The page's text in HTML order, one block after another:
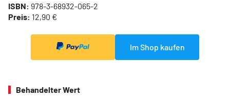
ISBN: 978-3-68932-065-2
Preis: 12,90 €
Im Shop kaufen
Behandelter Wert